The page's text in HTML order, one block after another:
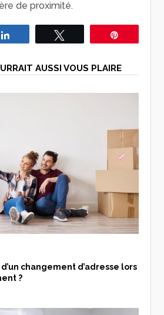
de proximité.
AUSSI VOUS PLAIRE
changement d’adresse lors
?